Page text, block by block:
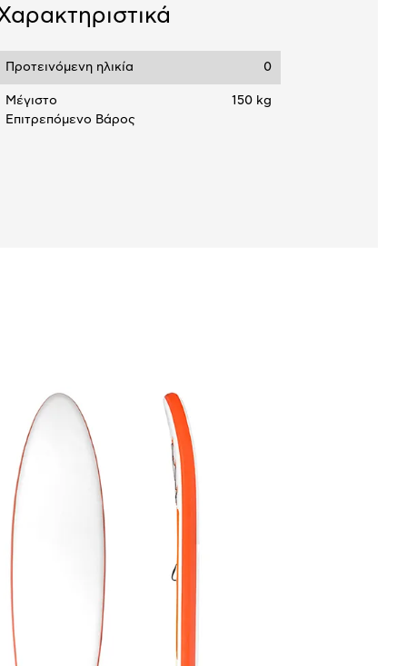
Προτεινόμενη ηλικία 0
Μέγιστο
Επιτρεπόμενο Βάρος
150 kg